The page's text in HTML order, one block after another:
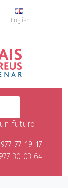
English
futuro
977 77 19 17
977 30 03 64